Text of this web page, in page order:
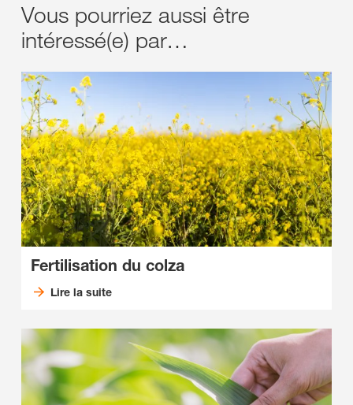
Vous pourriez aussi être
intéressé(e) par…
Fertilisation du colza
Lire la suite